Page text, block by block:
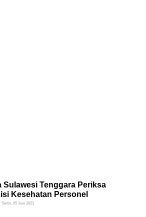
Sulawesi Tenggara Periksa
Kesehatan Personel
Senin, 05 Juni 2023